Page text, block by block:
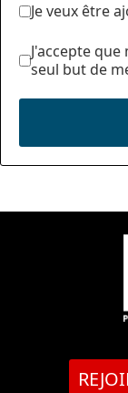
Je veux être
J'accepte
seul but de